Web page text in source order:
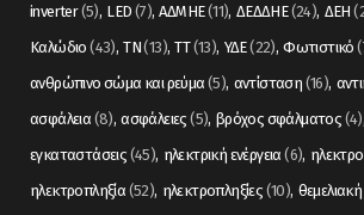
inverter(5) LED (7) ΑΔΜΗΕ(11) ΔΕΔΔΗΕ(24) ΔΕΗ
Καλώδιο (43) ΤΝ(13) ΤΤ(13) ΥΔΕ(22) Φωτιστικό
ανθρώπινο σώμα και ρεύμα (5) αντίσταση (16)
ασφάλεια (8) ασφάλειες (5) βρόχος σφάλματος (4)
εγκαταστάσεις (45) ηλεκτρική ενέργεια (6)
ηλεκτροπληξία (52) ηλεκτροπληξίες (10) θεμελιακή